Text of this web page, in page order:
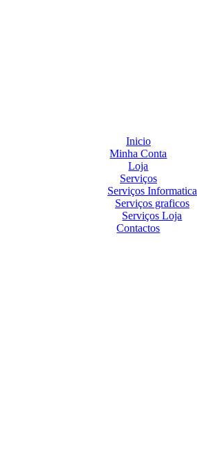
Inicio
Minha Conta
Loja
Serviços
Serviços Informatica
Serviços graficos
Serviços Loja
Contactos